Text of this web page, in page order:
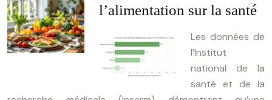
l’alimentation sur la santé
Les données de
l’Institut
national de la
santé et de la